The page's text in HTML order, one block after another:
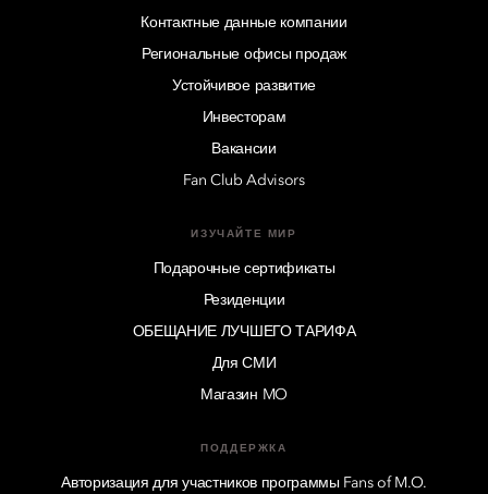
Контактные данные компании
Региональные офисы продаж
Устойчивое развитие
Инвесторам
Вакансии
Fan Club Advisors
ИЗУЧАЙТЕ МИР
Подарочные сертификаты
Резиденции
ОБЕЩАНИЕ ЛУЧШЕГО ТАРИФА
Для СМИ
Магазин MO
ПОДДЕРЖКА
Авторизация для участников программы Fans of M.O.